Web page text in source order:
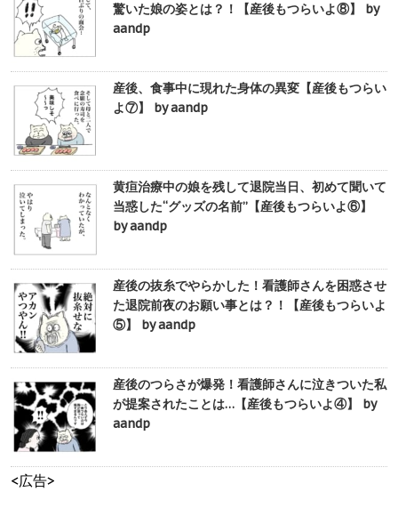
驚いた娘の姿とは？！【産後もつらいよ⑧】 by
aandp
産後、食事中に現れた身体の異変【産後もつらい
よ⑦】 by aandp
黄疸治療中の娘を残して退院当日、初めて聞いて
当惑した“グッズの名前”【産後もつらいよ⑥】
by aandp
産後の抜糸でやらかした！看護師さんを困惑させ
た退院前夜のお願い事とは？！【産後もつらいよ
⑤】 by aandp
産後のつらさが爆発！看護師さんに泣きついた私
が提案されたことは…【産後もつらいよ④】 by
aandp
<広告>